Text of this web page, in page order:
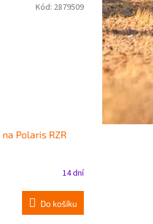
Polaris RZR
14 dní
Do košíku
Kód: 2879509